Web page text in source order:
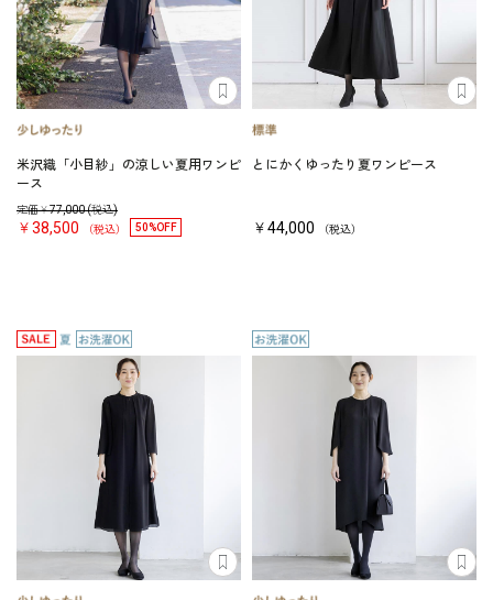
米沢織「小目紗」の涼しい夏用ワンピ
ース
定価￥77,000(税込)
￥38,500 （税込） 50%OFF
とにかくゆったり夏ワンピース
￥44,000 （税込）